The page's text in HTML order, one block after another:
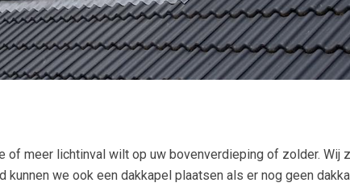
of meer lichtinval wilt op uw bovenverdieping of zolder.
kunnen we ook een dakkapel plaatsen als er nog geen